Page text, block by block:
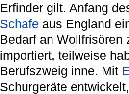
Erfinder gilt. Anfang
Schafe aus England
Bedarf an Wollfrisören
importiert, teilweise
Berufszweig inne. Mit
Schurgeräte